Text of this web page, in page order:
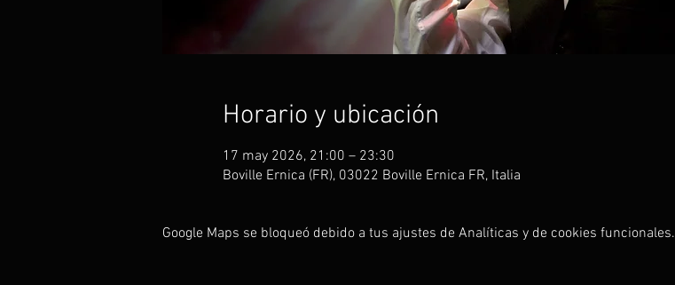
Horario y ubicación
17 may 2026, 21:00 – 23:30
Boville Ernica (FR), 03022 Boville Ernica FR, Italia
Google Maps se bloqueó debido a tus ajustes de Analíticas y de cookies funcionales.